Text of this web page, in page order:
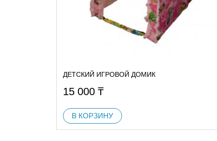
ДЕТСКИЙ ИГРОВОЙ ДОМИК
15 000 ₸
В КОРЗИНУ